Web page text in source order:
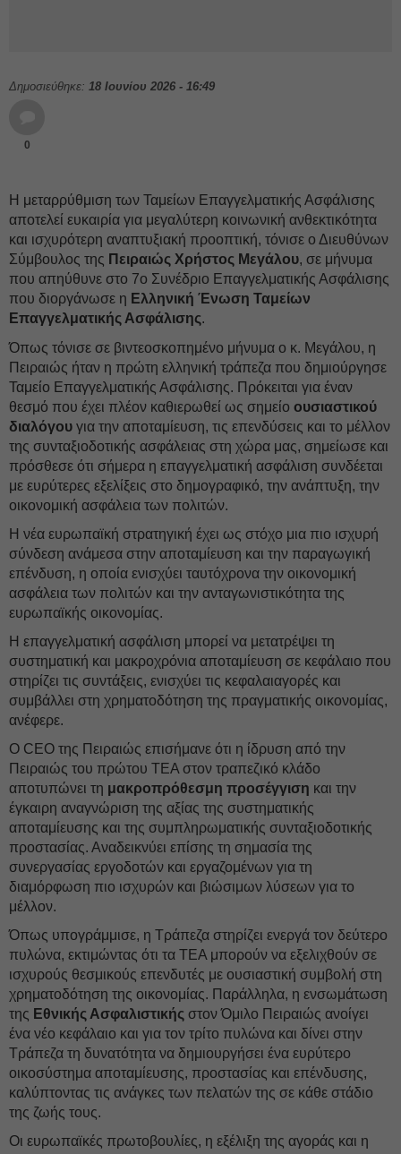
Δημοσιεύθηκε: 18 Ιουνίου 2026 - 16:49
0
Η μεταρρύθμιση των Ταμείων Επαγγελματικής Ασφάλισης
αποτελεί ευκαιρία για μεγαλύτερη κοινωνική ανθεκτικότητα
και ισχυρότερη αναπτυξιακή προοπτική, τόνισε ο Διευθύνων
Σύμβουλος της Πειραιώς Χρήστος Μεγάλου, σε μήνυμα
που απηύθυνε στο 7o Συνέδριο Επαγγελματικής Ασφάλισης
που διοργάνωσε η Ελληνική Ένωση Ταμείων
Επαγγελματικής Ασφάλισης.
Όπως τόνισε σε βιντεοσκοπημένο μήνυμα ο κ. Μεγάλου, η
Πειραιώς ήταν η πρώτη ελληνική τράπεζα που δημιούργησε
Ταμείο Επαγγελματικής Ασφάλισης. Πρόκειται για έναν
θεσμό που έχει πλέον καθιερωθεί ως σημείο ουσιαστικού
διαλόγου για την αποταμίευση, τις επενδύσεις και το μέλλον
της συνταξιοδοτικής ασφάλειας στη χώρα μας, σημείωσε και
πρόσθεσε ότι σήμερα η επαγγελματική ασφάλιση συνδέεται
με ευρύτερες εξελίξεις στο δημογραφικό, την ανάπτυξη, την
οικονομική ασφάλεια των πολιτών.
Η νέα ευρωπαϊκή στρατηγική έχει ως στόχο μια πιο ισχυρή
σύνδεση ανάμεσα στην αποταμίευση και την παραγωγική
επένδυση, η οποία ενισχύει ταυτόχρονα την οικονομική
ασφάλεια των πολιτών και την ανταγωνιστικότητα της
ευρωπαϊκής οικονομίας.
Η επαγγελματική ασφάλιση μπορεί να μετατρέψει τη
συστηματική και μακροχρόνια αποταμίευση σε κεφάλαιο που
στηρίζει τις συντάξεις, ενισχύει τις κεφαλαιαγορές και
συμβάλλει στη χρηματοδότηση της πραγματικής οικονομίας,
ανέφερε.
Ο CEO της Πειραιώς επισήμανε ότι η ίδρυση από την
Πειραιώς του πρώτου ΤΕΑ στον τραπεζικό κλάδο
αποτυπώνει τη μακροπρόθεσμη προσέγγιση και την
έγκαιρη αναγνώριση της αξίας της συστηματικής
αποταμίευσης και της συμπληρωματικής συνταξιοδοτικής
προστασίας. Αναδεικνύει επίσης τη σημασία της
συνεργασίας εργοδοτών και εργαζομένων για τη
διαμόρφωση πιο ισχυρών και βιώσιμων λύσεων για το
μέλλον.
Όπως υπογράμμισε, η Τράπεζα στηρίζει ενεργά τον δεύτερο
πυλώνα, εκτιμώντας ότι τα ΤΕΑ μπορούν να εξελιχθούν σε
ισχυρούς θεσμικούς επενδυτές με ουσιαστική συμβολή στη
χρηματοδότηση της οικονομίας. Παράλληλα, η ενσωμάτωση
της Εθνικής Ασφαλιστικής στον Όμιλο Πειραιώς ανοίγει
ένα νέο κεφάλαιο και για τον τρίτο πυλώνα και δίνει στην
Τράπεζα τη δυνατότητα να δημιουργήσει ένα ευρύτερο
οικοσύστημα αποταμίευσης, προστασίας και επένδυσης,
καλύπτοντας τις ανάγκες των πελατών της σε κάθε στάδιο
της ζωής τους.
Οι ευρωπαϊκές πρωτοβουλίες, η εξέλιξη της αγοράς και η